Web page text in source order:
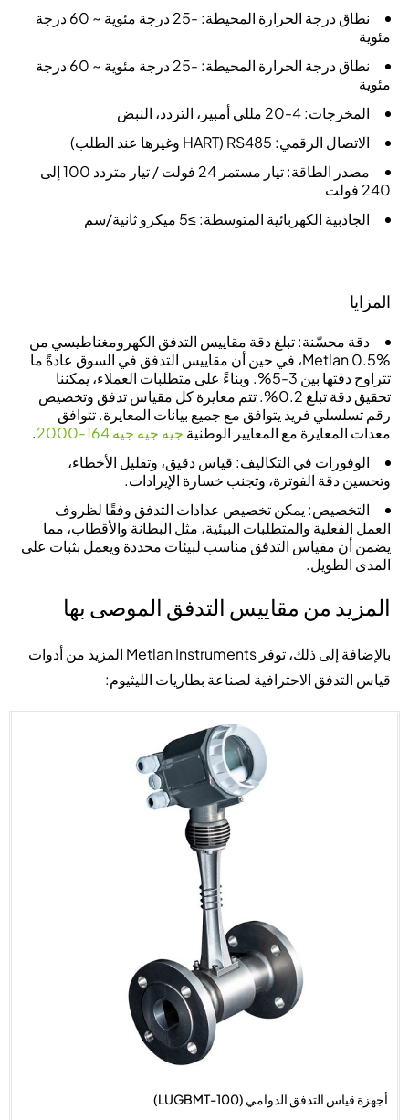
نطاق درجة الحرارة المحيطة: -25 درجة مئوية ~ 60 درجة
مئوية
نطاق درجة الحرارة المحيطة: -25 درجة مئوية ~ 60 درجة
مئوية
المخرجات: 4-20 مللي أمبير، التردد، النبض
الاتصال الرقمي: RS485 (HART وغيرها عند الطلب)
مصدر الطاقة: تيار مستمر 24 فولت / تيار متردد 100 إلى
240 فولت
الجاذبية الكهربائية المتوسطة: ≥5 ميكرو ثانية/سم
المزايا
دقة محسّنة: تبلغ دقة مقاييس التدفق الكهرومغناطيسي من
Metlan 0.5%، في حين أن مقاييس التدفق في السوق عادةً ما
تتراوح دقتها بين 3-5%. وبناءً على متطلبات العملاء، يمكننا
تحقيق دقة تبلغ 0.2%. تتم معايرة كل مقياس تدفق وتخصيص
رقم تسلسلي فريد يتوافق مع جميع بيانات المعايرة. تتوافق
معدات المعايرة مع المعايير الوطنية جيه جيه جيه 164-2000
.
الوفورات في التكاليف: قياس دقيق، وتقليل الأخطاء،
وتحسين دقة الفوترة، وتجنب خسارة الإيرادات.
التخصيص: يمكن تخصيص عدادات التدفق وفقًا لظروف
العمل الفعلية والمتطلبات البيئية، مثل البطانة والأقطاب، مما
يضمن أن مقياس التدفق مناسب لبيئات محددة ويعمل بثبات على
المدى الطويل.
المزيد من مقاييس التدفق الموصى بها
بالإضافة إلى ذلك، توفر Metlan Instruments المزيد من أدوات
قياس التدفق الاحترافية لصناعة بطاريات الليثيوم:
أجهزة قياس التدفق الدوامي (LUGBMT-100)